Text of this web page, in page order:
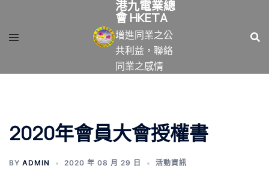
港九電業總
會 HKETA
增進同業之公
共利益，聯絡
同業之感情
2020年會員大會授權書
BY ADMIN 2020 年 08 月 29 日 活動資訊